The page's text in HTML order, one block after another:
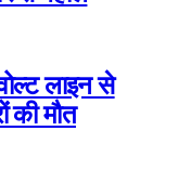
लाइन से
की मौत